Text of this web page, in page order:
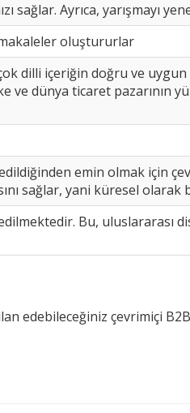
sağlar. Ayrıca, yarışmayı
oluştururlar
dilli içeriğin doğru ve uygun
ve dünya ticaret pazarının
emin olmak için
sağlar, yani küresel
Bu, uluslararası
edebileceğiniz çevrimiçi